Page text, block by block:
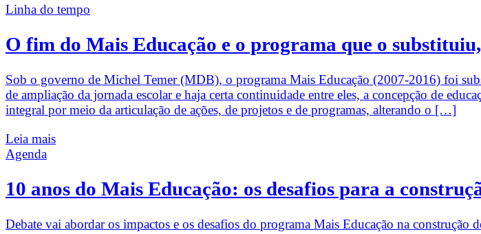
Linha do tempo
O fim do Mais Educação e o programa que o
Sob o governo de Michel Temer (MDB), o programa Mais Educação (2007-2016) foi
de ampliação da jornada escolar e haja certa continuidade entre eles, a concepção de
integral por meio da articulação de ações, de projetos e de programas, alterando o […]
Leia mais
Agenda
10 anos do Mais Educação: os desafios para a
Debate vai abordar os impactos e os desafios do programa Mais Educação na construção